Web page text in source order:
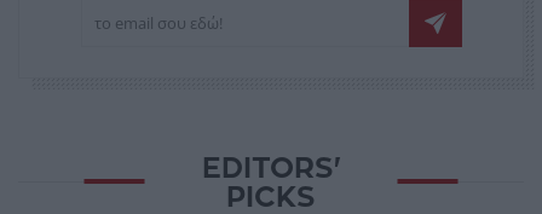
EDITORS'
PICKS